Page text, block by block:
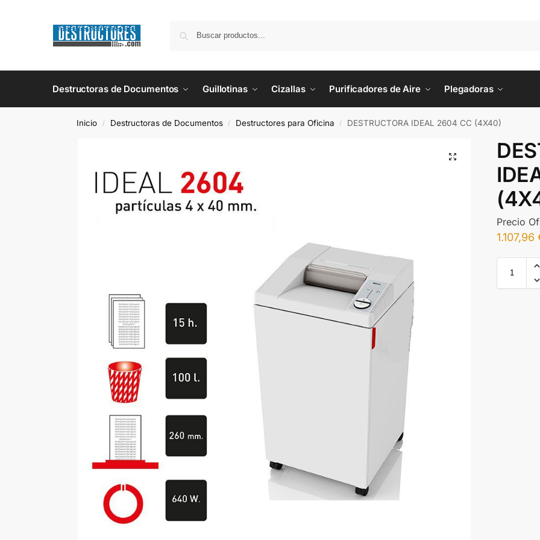
Destructoras de Documentos Guillotinas Cizallas Purificadores de Aire Plegadoras
Inicio / Destructoras de Documentos / Destructores para Oficina / DESTRUCTORA IDEAL 2604 CC (4X40)
Precio
1.107,96